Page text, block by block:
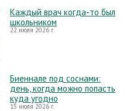
Каждый врач когда-то был
школьником
22 июля 2026 г.
Биеннале под соснами:
день, когда можно попасть
куда угодно
15 июля 2026 г.